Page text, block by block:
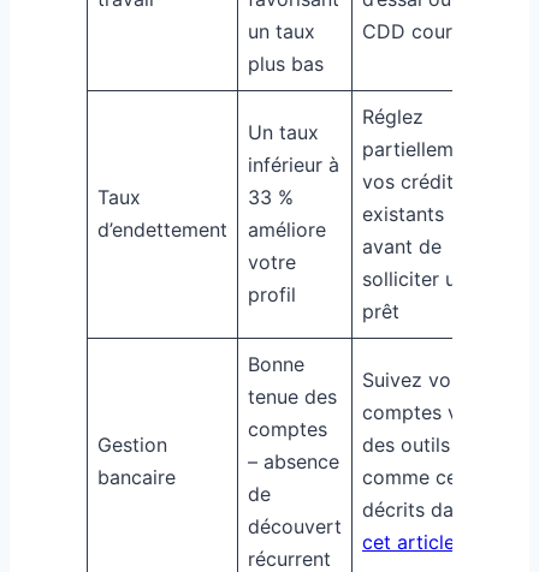
un taux
plus bas
CDD court
Taux
d’endettement
Un taux
inférieur à
33 %
améliore
votre
profil
Réglez
partiellement
vos crédits
existants
avant de
solliciter un
prêt
Gestion
bancaire
Bonne
tenue des
comptes
– absence
de
découvert
récurrent
Suivez vos
comptes via
des outils
comme ceux
décrits dans
cet article